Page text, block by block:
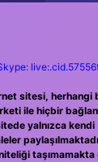
sitesi, herhangi
ile hiçbir
yalnızca kendi